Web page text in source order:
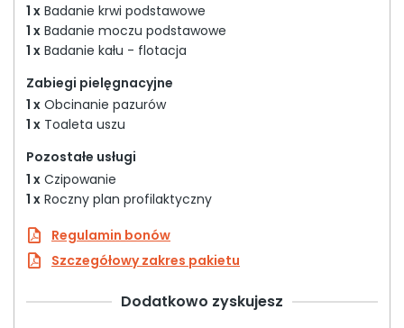
1 x Badanie krwi podstawowe
1 x Badanie moczu podstawowe
1 x Badanie kału - flotacja
Zabiegi pielęgnacyjne
1 x Obcinanie pazurów
1 x Toaleta uszu
Pozostałe usługi
1 x Czipowanie
1 x Roczny plan profilaktyczny
Regulamin bonów
Szczegółowy zakres pakietu
Dodatkowo zyskujesz